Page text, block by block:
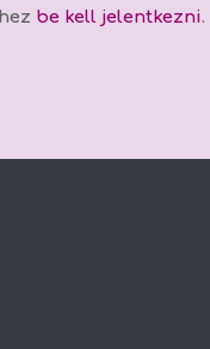
be kell jelentkezni.